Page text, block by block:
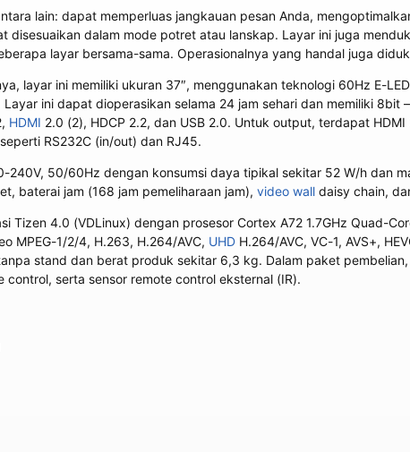
lain: dapat memperluas jangkauan pesan Anda,
disesuaikan dalam mode potret atau lanskap. Layar ini juga
layar bersama-sama. Operasionalnya yang handal juga
layar ini memiliki ukuran 37″, menggunakan teknologi 60Hz E-
ini dapat dioperasikan selama 24 jam sehari dan memiliki 8bit
HDMI 2.0 (2), HDCP 2.2, dan USB 2.0. Untuk output, terdapat HDMI
RS232C (in/out) dan RJ45.
240V, 50/60Hz dengan konsumsi daya tipikal sekitar 52 W/h dan
baterai jam (168 jam pemeliharaan jam), video wall daisy chain,
Tizen 4.0 (VDLinux) dengan prosesor Cortex A72 1.7GHz Quad-
MPEG-1/2/4, H.263, H.264/AVC, UHD H.264/AVC, VC-1, AVS+,
stand dan berat produk sekitar 6,3 kg. Dalam paket
serta sensor remote control eksternal (IR).